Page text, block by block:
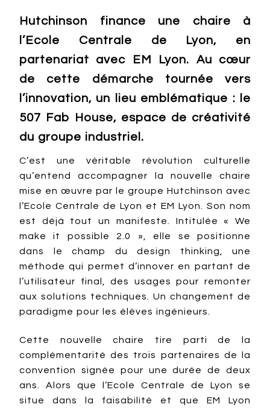
Hutchinson finance une chaire à
l’Ecole Centrale de Lyon, en
partenariat avec EM Lyon. Au cœur
de cette démarche tournée vers
l’innovation, un lieu emblématique : le
507 Fab House, espace de créativité
du groupe industriel.
C’est une véritable révolution culturelle
qu’entend accompagner la nouvelle chaire
mise en œuvre par le groupe Hutchinson avec
l’Ecole Centrale de Lyon et EM Lyon. Son nom
est déjà tout un manifeste. Intitulée « We
make it possible 2.0 », elle se positionne
dans le champ du design thinking, une
méthode qui permet d’innover en partant de
l’utilisateur final, des usages pour remonter
aux solutions techniques. Un changement de
paradigme pour les élèves ingénieurs.
Cette nouvelle chaire tire parti de la
complémentarité des trois partenaires de la
convention signée pour une durée de deux
ans. Alors que l’Ecole Centrale de Lyon se
situe dans la faisabilité et que EM Lyon